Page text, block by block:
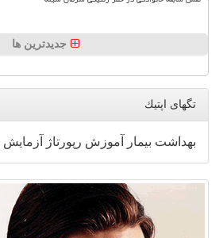
جدیدترین ها
تگهای اپتیك
بهداشت بیمار آموزش رپورتاژ آزمایش